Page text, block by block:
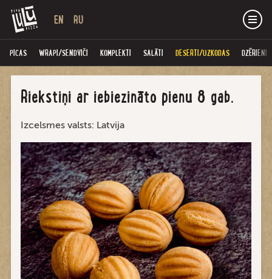
EN RU
PICAS WRAPI/SENDVIČI KOMPLEKTI SALĀTI DESERTI/UZKODAS DZĒRIENI
Riekstiņi ar iebiezināto pienu 8 gab.
Izcelsmes valsts: Latvija